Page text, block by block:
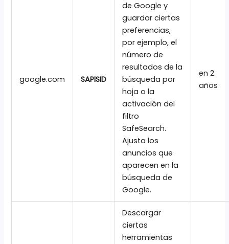
google.com SAPISID
de Google y
guardar ciertas
preferencias,
por ejemplo, el
número de
resultados de la
búsqueda por
hoja o la
activación del
filtro
SafeSearch.
Ajusta los
anuncios que
aparecen en la
búsqueda de
Google.
en 2
años
Descargar
ciertas
herramientas